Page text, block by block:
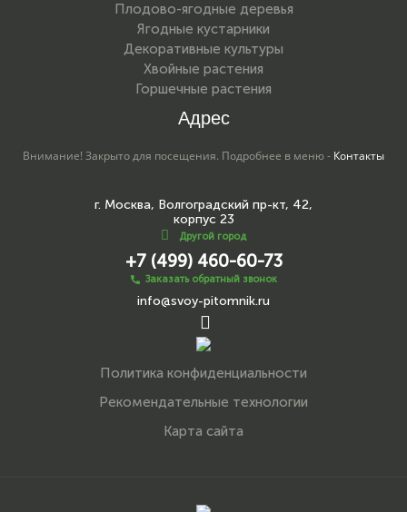
Плодово-ягодные деревья
Ягодные кустарники
Декоративные культуры
Хвойные растения
Горшечные растения
Адрес
Внимание! Закрыто для посещения. Подробнее в меню - Контакты
г. Москва, Волгоградский пр-кт, 42,
корпус 23
Другой город
+7 (499) 460-60-73
Заказать обратный звонок
info@svoy-pitomnik.ru
Политика конфиденциальности
Рекомендательные технологии
Карта сайта